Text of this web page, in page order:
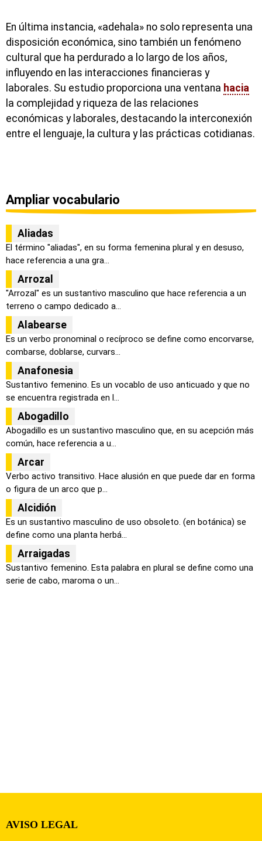
En última instancia, «adehala» no solo representa una
disposición económica, sino también un fenómeno
cultural que ha perdurado a lo largo de los años,
influyendo en las interacciones financieras y
laborales. Su estudio proporciona una ventana hacia
la complejidad y riqueza de las relaciones
económicas y laborales, destacando la interconexión
entre el lenguaje, la cultura y las prácticas cotidianas.
Ampliar vocabulario
Aliadas
El término "aliadas", en su forma femenina plural y en desuso,
hace referencia a una gra...
Arrozal
"Arrozal" es un sustantivo masculino que hace referencia a un
terreno o campo dedicado a...
Alabearse
Es un verbo pronominal o recíproco se define como encorvarse,
combarse, doblarse, curvars...
Anafonesia
Sustantivo femenino. Es un vocablo de uso anticuado y que no
se encuentra registrada en l...
Abogadillo
Abogadillo es un sustantivo masculino que, en su acepción más
común, hace referencia a u...
Arcar
Verbo activo transitivo. Hace alusión en que puede dar en forma
o figura de un arco que p...
Alcidión
Es un sustantivo masculino de uso obsoleto. (en botánica) se
define como una planta herbá...
Arraigadas
Sustantivo femenino. Esta palabra en plural se define como una
serie de cabo, maroma o un...
AVISO LEGAL